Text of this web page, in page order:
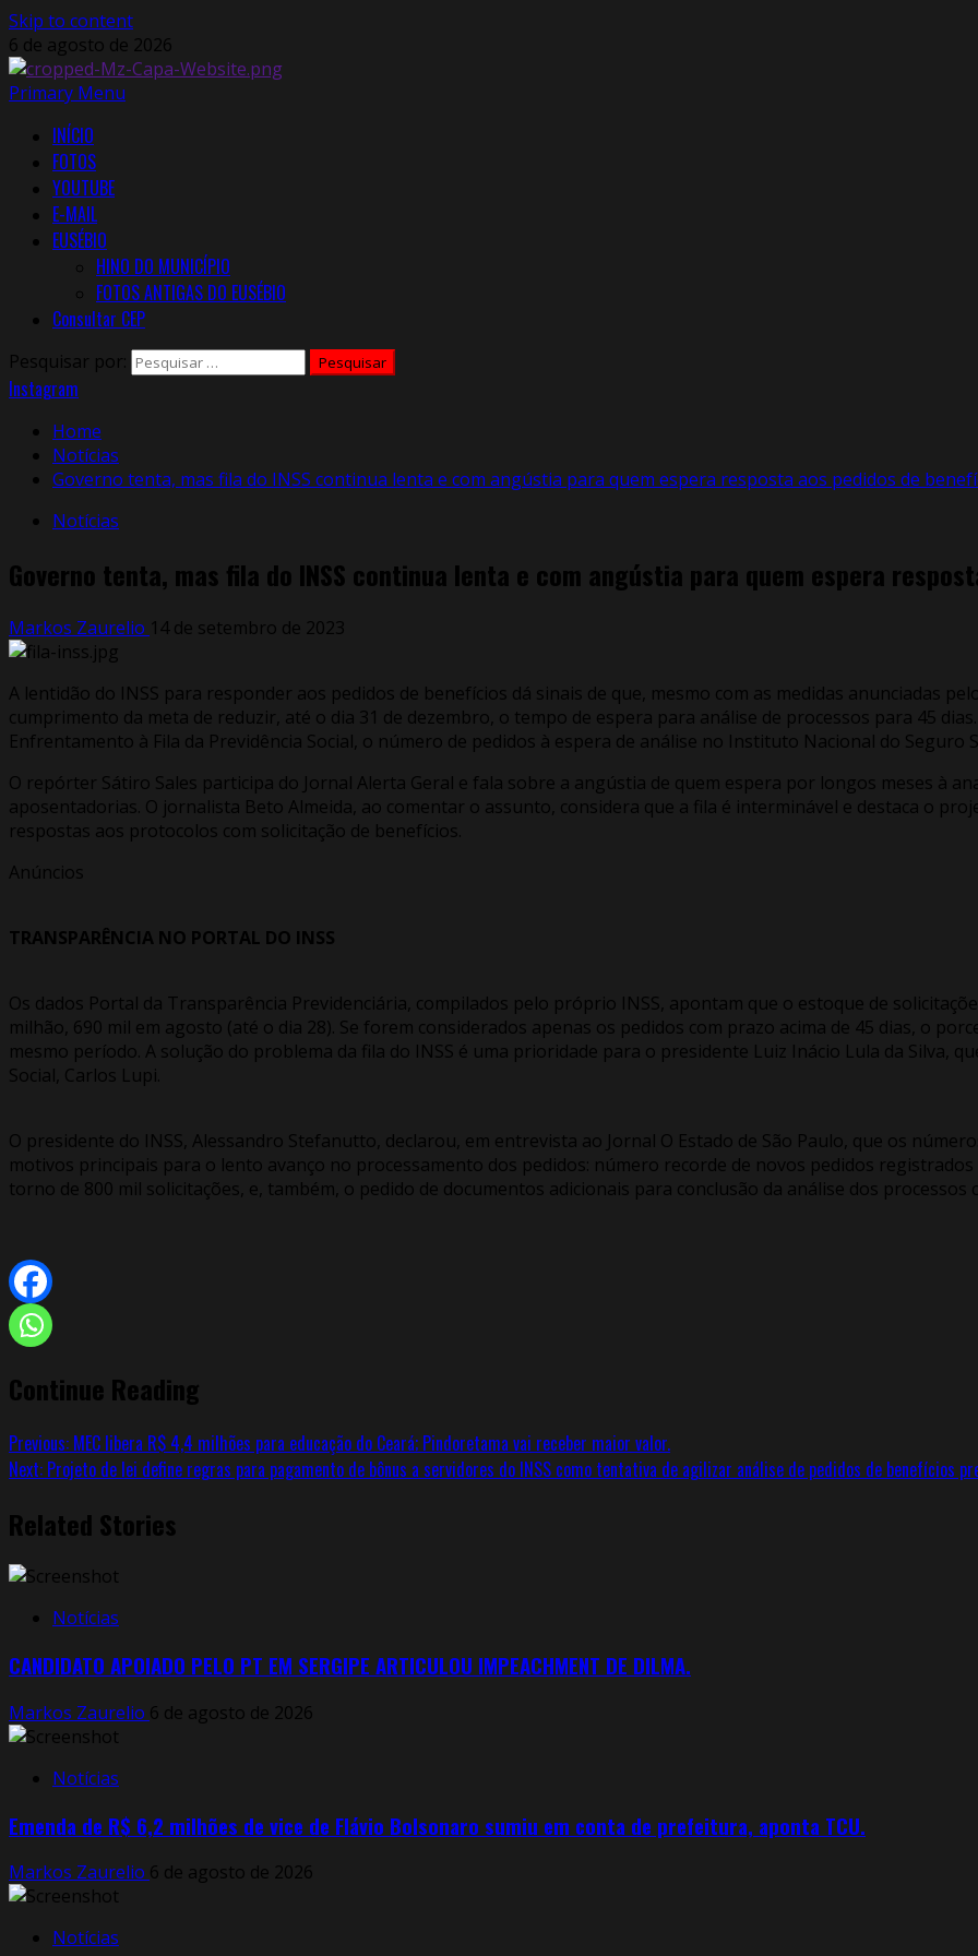
Skip to content
6 de agosto de 2026
Primary Menu
INÍCIO
FOTOS
YOUTUBE
E-MAIL
EUSÉBIO
HINO DO MUNICÍPIO
FOTOS ANTIGAS DO EUSÉBIO
Consultar CEP
Pesquisar por:
Instagram
Home
Notícias
Governo tenta, mas fila do INSS continua lenta e com angústia para quem espera resposta aos pedidos de
Notícias
Governo tenta, mas fila do INSS continua lenta e com angústia para quem espera
Markos Zaurelio 14 de setembro de 2023
A lentidão do INSS para responder aos pedidos de benefícios dá sinais de que, mesmo com as medidas anunciadas
cumprimento da meta de reduzir, até o dia 31 de dezembro, o tempo de espera para análise de processos para 45
Enfrentamento à Fila da Previdência Social, o número de pedidos à espera de análise no Instituto Nacional do Seguro
O repórter Sátiro Sales participa do Jornal Alerta Geral e fala sobre a angústia de quem espera por longos meses à
aposentadorias. O jornalista Beto Almeida, ao comentar o assunto, considera que a fila é interminável e destaca o
respostas aos protocolos com solicitação de benefícios.
Anúncios
TRANSPARÊNCIA NO PORTAL DO INSS
Os dados Portal da Transparência Previdenciária, compilados pelo próprio INSS, apontam que o estoque de
milhão, 690 mil em agosto (até o dia 28). Se forem considerados apenas os pedidos com prazo acima de 45 dias, o
mesmo período. A solução do problema da fila do INSS é uma prioridade para o presidente Luiz Inácio Lula da Silva,
Social, Carlos Lupi.
O presidente do INSS, Alessandro Stefanutto, declarou, em entrevista ao Jornal O Estado de São Paulo, que os
motivos principais para o lento avanço no processamento dos pedidos: número recorde de novos pedidos
torno de 800 mil solicitações, e, também, o pedido de documentos adicionais para conclusão da análise dos processos
Continue Reading
Previous: MEC libera R$ 4,4 milhões para educação do Ceará; Pindoretama vai receber maior valor.
Next: Projeto de lei define regras para pagamento de bônus a servidores do INSS como tentativa de agilizar análise de pedidos de benefícios
Related Stories
Notícias
CANDIDATO APOIADO PELO PT EM SERGIPE ARTICULOU IMPEACHMENT DE DILMA.
Markos Zaurelio 6 de agosto de 2026
Notícias
Emenda de R$ 6,2 milhões de vice de Flávio Bolsonaro sumiu em conta de prefeitura, aponta TCU.
Markos Zaurelio 6 de agosto de 2026
Notícias